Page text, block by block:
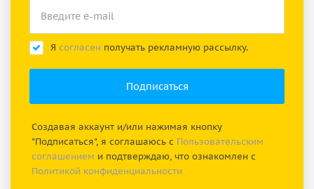
Я согласен получать рекламную рассылку.
Создавая аккаунт и/или нажимая кнопку
"Подписаться", я соглашаюсь с Пользовательским
соглашением и подтверждаю, что ознакомлен с
Политикой конфиденциальности